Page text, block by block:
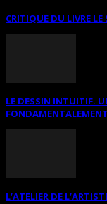
CRITIQUE DU LIVRE LE
LE DESSIN INTUITIF.
L’ATELIER DE